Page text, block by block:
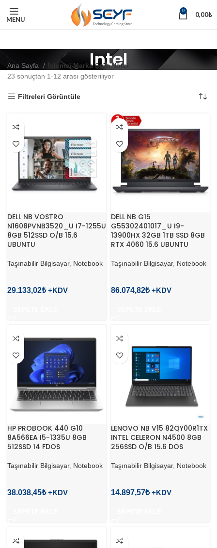
MENU
0 0,00₺
Intel
Ana Sayfa İşlemci Marka ürün Intel
23 sonuçtan 1-12 arası gösteriliyor
Filtreleri Görüntüle
DELL NB VOSTRO
N1608PVNB3520_U I7-1255U
8GB 512SSD O/B 15.6
UBUNTU
Taşınabilir Bilgisayar, Notebook
29.133,02₺
DELL NB G15
G55302401017_U I9-
13900HX 32GB 1TB SSD 8GB
RTX 4060 15.6 UBUNTU
Taşınabilir Bilgisayar, Notebook
86.074,82₺
HP PROBOOK 440 G10
8A566EA I5-1335U 8GB
512SSD 14 FDOS
Taşınabilir Bilgisayar, Notebook
38.038,45₺
LENOVO NB V15 82QY00R1TX
INTEL CELERON N4500 8GB
256SSD O/B 15.6 DOS
Taşınabilir Bilgisayar, Notebook
14.897,57₺